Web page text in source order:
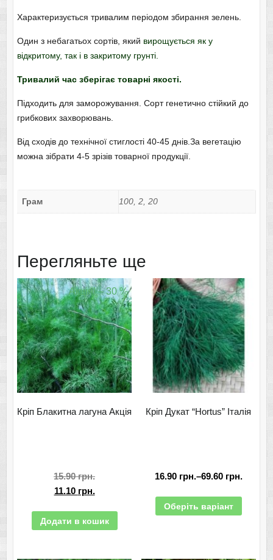
Характеризується тривалим періодом збирання зелень.
Один з небагатьох сортів, який вирощується як у
відкритому, так і в закритому грунті.
Тривалий час зберігає товарні якості.
Підходить для заморожування. Сорт генетично стійкий до
грибкових захворювань.
Від сходів до технічної стиглості 40-45 днів.За вегетацію
можна зібрати 4-5 зрізів товарної продукції.
Грам 100, 2, 20
Перегляньте ще
Акція! – 30 %
Кріп Блакитна лагуна Акція
15.90грн.
11.10 грн.
Додати в кошик
Кріп Дукат “Hortus” Італія
16.90 грн.–69.60 грн.
Оберіть варіант